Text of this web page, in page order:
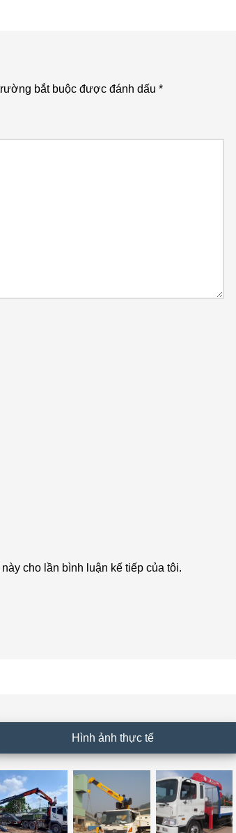
bắt buộc được đánh dấu *
cho lần bình luận kế tiếp của tôi.
Hình ảnh thực tế